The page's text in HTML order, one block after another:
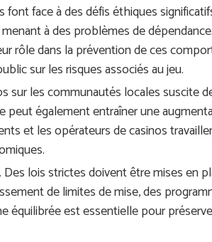
face à des défis éthiques
à des problèmes de
rôle dans la prévention de ces
sur les risques associés au jeu.
sur les communautés locales suscite
également entraîner une
et les opérateurs de casinos
lois strictes doivent être mises en
de limites de mise, des
équilibrée est essentielle pour